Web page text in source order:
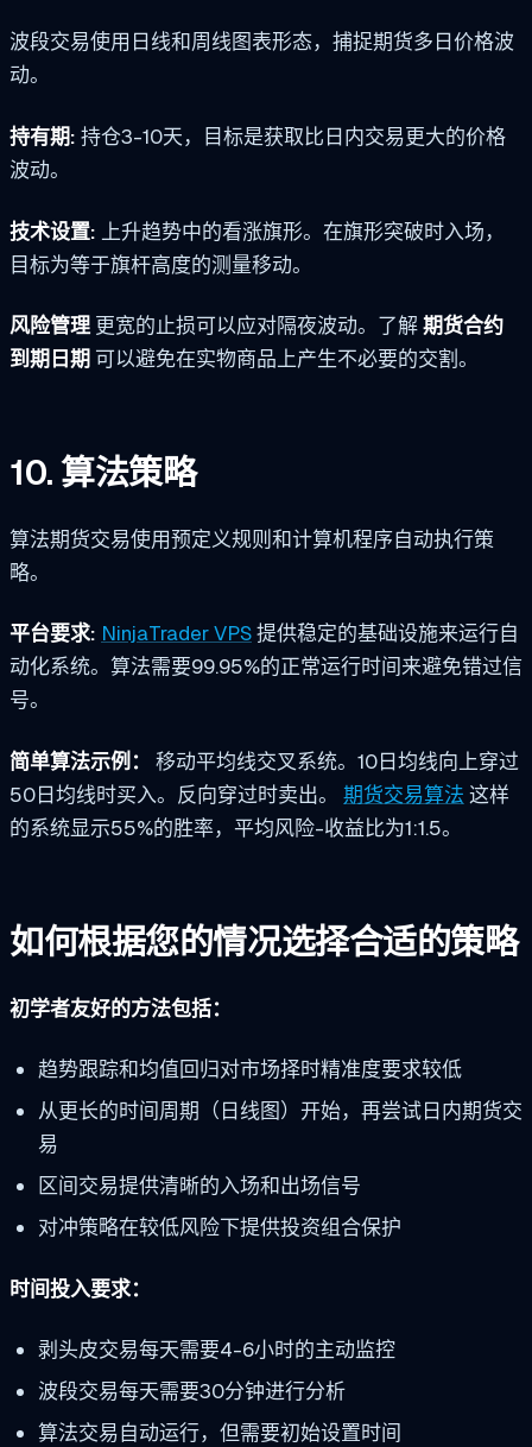
波段交易使用日线和周线图表形态，捕捉期货多日价格波
动。
持有期: 持仓3-10天，目标是获取比日内交易更大的价格
波动。
技术设置: 上升趋势中的看涨旗形。在旗形突破时入场，
目标为等于旗杆高度的测量移动。
风险管理 更宽的止损可以应对隔夜波动。了解期货合约
到期日期 可以避免在实物商品上产生不必要的交割。
10. 算法策略
算法期货交易使用预定义规则和计算机程序自动执行策
略。
平台要求: NinjaTrader VPS提供稳定的基础设施来运行自
动化系统。算法需要99.95%的正常运行时间来避免错过信
号。
简单算法示例：
移动平均线交叉系统。10日均线向上穿过
50日均线时买入。反向穿过时卖出。 期货交易算法 这样
的系统显示55%的胜率，平均风险-收益比为1:1.5。
如何根据您的情况选择合适的策略
初学者友好的方法包括：
趋势跟踪和均值回归对市场择时精准度要求较低
从更长的时间周期（日线图）开始，再尝试日内期货交
易
区间交易提供清晰的入场和出场信号
对冲策略在较低风险下提供投资组合保护
时间投入要求：
剥头皮交易每天需要4-6小时的主动监控
波段交易每天需要30分钟进行分析
算法交易自动运行，但需要初始设置时间